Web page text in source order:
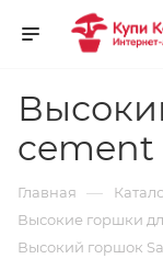
cement
Главная —
Высокие горшки
Высокий горшок